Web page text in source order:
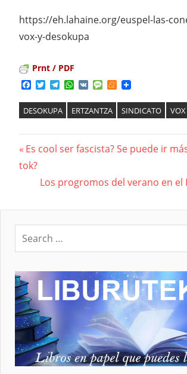
https://eh.lahaine.org/euspel-las-
vox-y-desokupa
Prnt / PDF
Facebook
TwitterTelegram
WhatsApp
VK MessageMeneame
DESOKUPA ERTZANTZA SINDICATO VOX
Navegación
entradas
Previous
Post:
Es cool ser fascista? Se puede ir
tok?
Next
Los progromos del verano en el